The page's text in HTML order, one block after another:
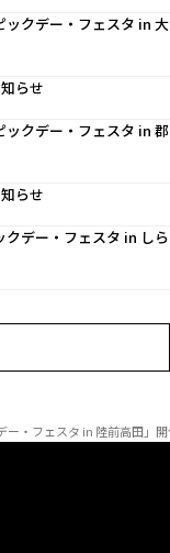
ックデー・フェスタ in 大
らせ
クデー・フェスタ in 郡
らせ
デー・フェスタ in しら
・フェスタ in 陸前高田」